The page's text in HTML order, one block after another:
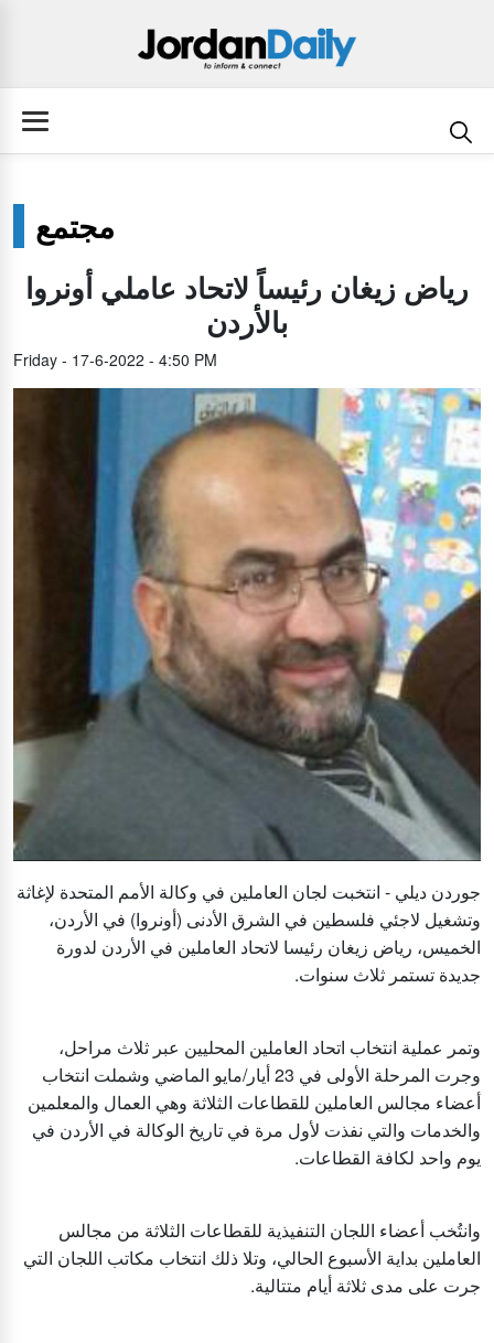
مجتمع
رياض زيغان رئيساً لاتحاد عاملي أونروا
بالأردن
Friday - 17-6-2022 - 4:50 PM
جوردن ديلي - انتخبت لجان العاملين في وكالة الأمم المتحدة لإغاثة
وتشغيل لاجئي فلسطين في الشرق الأدنى (أونروا) في الأردن،
الخميس، رياض زيغان رئيسا لاتحاد العاملين في الأردن لدورة
جديدة تستمر ثلاث سنوات.
وتمر عملية انتخاب اتحاد العاملين المحليين عبر ثلاث مراحل،
وجرت المرحلة الأولى في 23 أيار/مايو الماضي وشملت انتخاب
أعضاء مجالس العاملين للقطاعات الثلاثة وهي العمال والمعلمين
والخدمات والتي نفذت لأول مرة في تاريخ الوكالة في الأردن في
يوم واحد لكافة القطاعات.
وانتُخب أعضاء اللجان التنفيذية للقطاعات الثلاثة من مجالس
العاملين بداية الأسبوع الحالي، وتلا ذلك انتخاب مكاتب اللجان التي
جرت على مدى ثلاثة أيام متتالية.